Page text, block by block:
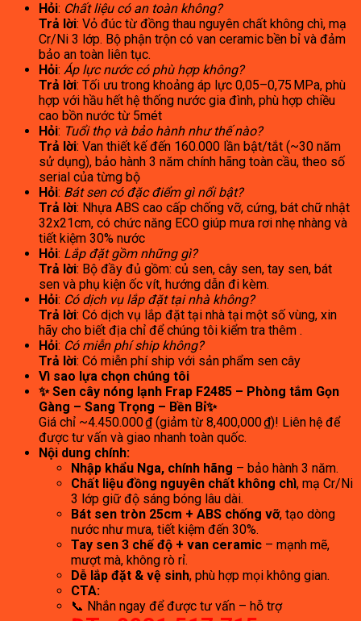
Hỏi: Chất liệu có an toàn không?
Trả lời: Vỏ đúc từ đồng thau nguyên chất không chì, mạ
Cr/Ni 3 lớp. Bộ phận trộn có van ceramic bền bỉ và đảm
bảo an toàn liên tục.
Hỏi: Áp lực nước có phù hợp không?
Trả lời: Tối ưu trong khoảng áp lực 0,05–0,75 MPa, phù
hợp với hầu hết hệ thống nước gia đình, phù hợp chiều
cao bồn nước từ 5mét
Hỏi: Tuổi thọ và bảo hành như thế nào?
Trả lời: Van thiết kế đến 160.000 lần bật/tắt (~30 năm
sử dụng), bảo hành 3 năm chính hãng toàn cầu, theo số
serial của từng bộ
Hỏi: Bát sen có đặc điểm gì nổi bật?
Trả lời: Nhựa ABS cao cấp chống vỡ, cứng, bát chữ nhật
32x21cm, có chức năng ECO giúp mưa rơi nhẹ nhàng và
tiết kiệm 30% nước
Hỏi: Lắp đặt gồm những gì?
Trả lời: Bộ đầy đủ gồm: củ sen, cây sen, tay sen, bát
sen và phụ kiện ốc vít, hướng dẫn đi kèm.
Hỏi: Có dịch vụ lắp đặt tại nhà không?
Trả lời: Có dịch vụ lắp đặt tại nhà tại một số vùng, xin
hãy cho biết địa chỉ để chúng tôi kiểm tra thêm .
Hỏi: Có miễn phí ship không?
Trả lời: Có miễn phí ship với sản phẩm sen cây
Vì sao lựa chọn chúng tôi
✨Sen cây nóng lạnh Frap F2485 – Phòng tắm Gọn
Gàng – Sang Trọng – Bền Bỉ✨
Giá chỉ ~4.450.000 ₫ (giảm từ 8,400,000 ₫)! Liên hệ để
được tư vấn và giao nhanh toàn quốc.
Nội dung chính:
Nhập khẩu Nga, chính hãng – bảo hành 3 năm.
Chất liệu đồng nguyên chất không chì, mạ Cr/Ni
3 lớp giữ độ sáng bóng lâu dài.
Bát sen tròn 25cm + ABS chống vỡ, tạo dòng
nước như mưa, tiết kiệm đến 30%.
Tay sen 3 chế độ + van ceramic – mạnh mẽ,
mượt mà, không rò rỉ.
Dễ lắp đặt & vệ sinh, phù hợp mọi không gian.
CTA:
📞 Nhắn ngay để được tư vấn – hỗ trợ